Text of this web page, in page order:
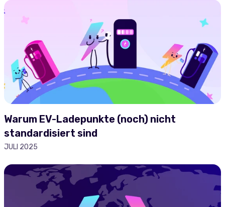
Warum EV-Ladepunkte (noch) nicht
standardisiert sind
JULI 2025